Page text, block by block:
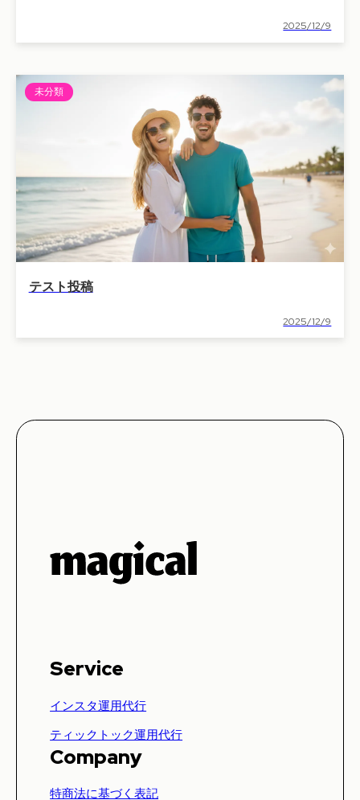
2025/12/9
未分類
テスト投稿
2025/12/9
Service
インスタ運用代行
ティックトック運用代行
Company
特商法に基づく表記